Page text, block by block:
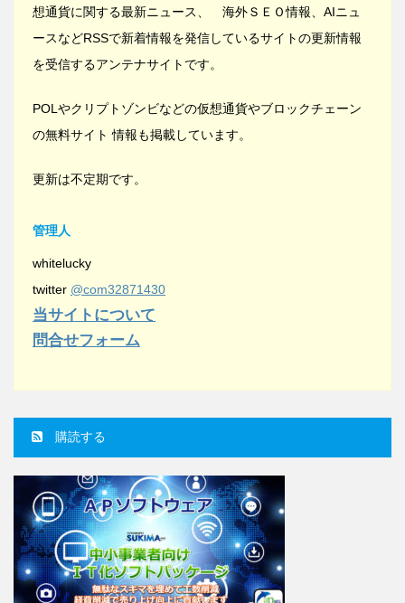
想通貨に関する最新ニュース、 海外ＳＥＯ情報、AIニュ
ースなどRSSで新着情報を発信しているサイトの更新情報
を受信するアンテナサイトです。
POLやクリプトゾンビなどの仮想通貨やブロックチェーン
の無料サイト 情報も掲載しています。
更新は不定期です。
管理人
whitelucky
twitter @com32871430
当サイトについて
問合せフォーム
購読する